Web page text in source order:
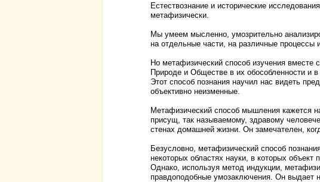
Естествознание и исторические
метафизически.
Мы умеем мысленно, умозрительно
на отдельные части, на различные
Но метафизический способ изучения вместе
Природе и Обществе в их обособленности и
Этот способ познания научил нас видеть
объективно неизменные.
Метафизический способ мышления кажется
присущ, так называемому, здравому
стенах домашней жизни. Он замечателен,
Безусловно, метафизический способ
некоторых областях науки, в которых объект
Однако, используя метод индукции,
правдоподобные умозаключения. Он выдает